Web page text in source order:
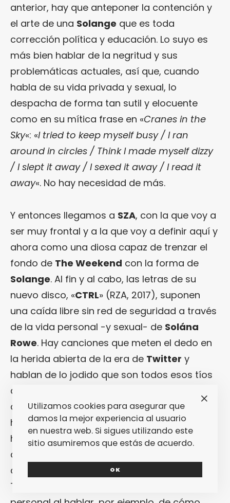
anterior, hay que anteponer la contención y
el arte de una Solange que es toda
corrección política y educación. Lo suyo es
más bien hablar de la negritud y sus
problemáticas actuales, así que, cuando
habla de su vida privada y sexual, lo
despacha de forma tan sutil y elocuente
como en su mítica frase en «Cranes in the
Sky«: «I tried to keep myself busy / I ran
around in circles / Think I made myself dizzy
/ I slept it away / I sexed it away / I read it
away«. No hay necesidad de más.
Y entonces llegamos a SZA, con la que voy a
ser muy frontal y a la que voy a definir aquí y
ahora como una diosa capaz de trenzar el
fondo de The Weekend con la forma de
Solange. Al fin y al cabo, las letras de su
nuevo disco, «CTRL» (RZA, 2017), suponen
una caída libre sin red de seguridad a través
de la vida personal -y sexual- de Solána
Rowe. Hay canciones que meten el dedo en
la herida abierta de la era de Twitter y
hablan de lo jodido que son todos esos tíos
que te calientan virtualmente pero que no
quieren quedar nunca contigo; también del
hecho de que, en una sociedad
hiperconectada a través de este tipo de
apps, al final tu novio es su novio y el novio
de aquella de más allá y el de aquella otra.
También se pone mucho más íntima y
Utilizamos cookies para asegurar que
damos la mejor experiencia al usuario
en nuestra web. Si sigues utilizando este
sitio asumiremos que estás de acuerdo.
OK